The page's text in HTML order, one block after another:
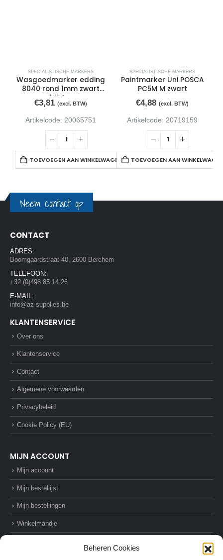
Beheren Cookies
SPECIALISTISCHE MARKERS
Wasgoedmarker edding
8040 rond 1mm zwart
blister
€3,81 (excl. BTW)
Artikelcode: 20065751
TOEVOEGEN AAN WINKELWAGEN
SPECIALISTISCHE MARKERS
Paintmarker Uni POSCA
PC5M M zwart
€4,88 (excl. BTW)
Artikelcode: 20719159
TOEVOEGEN AAN
Neem contact op
CONTACT
ADRES:
Boomgaardstraat 40, 2600 Berchem
TELEFOON:
+32 (0)498 85 14 26
E-MAIL:
info@az-supplies.be
KLANTENSERVICE
Over ons
Klantenservice
Contact
Algemene voorwaarden
Privacybeleid
Cookie Policy (EU)
MIJN ACCOUNT
Mijn account
Mijn bestellijst
Mijn bestellingen
Winkelmandje